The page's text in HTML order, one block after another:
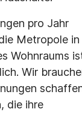
pro Jahr
Metropole in
Wohnraums
Wir
die ihre